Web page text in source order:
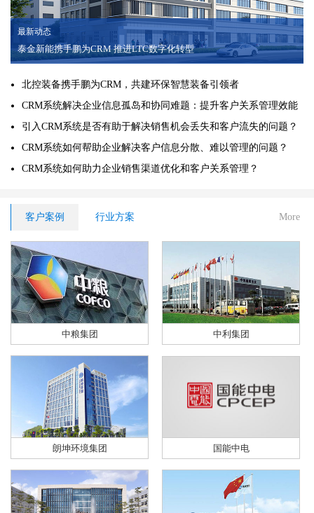
最新动态
泰金新能携手鹏为CRM 推进LTC数字化转型
北控装备携手鹏为CRM，共建环保智慧装备引领者
CRM系统解决企业信息孤岛和协同难题：提升客户关系管理效能
引入CRM系统是否有助于解决销售机会丢失和客户流失的问题？
CRM系统如何帮助企业解决客户信息分散、难以管理的问题？
CRM系统如何助力企业销售渠道优化和客户关系管理？
客户案例 行业方案 More
中粮集团 中利集团
朗坤环境集团 国能中电